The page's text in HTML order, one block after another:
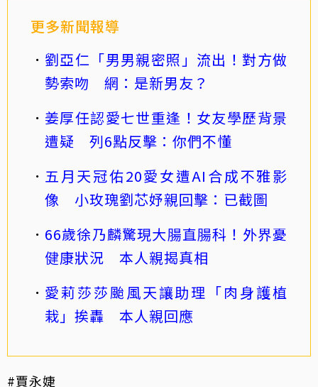
更多新聞報導
劉亞仁「男男親密照」流出！對方做
勢索吻 網：是新男友？
姜厚任認愛七世重逢！女友學歷背景
遭疑 列6點反擊：你們不懂
五月天冠佑20愛女遭AI合成不雅影
像 小玫瑰劉芯妤親回擊：已截圖
66歲徐乃麟驚現大腸直腸科！外界憂
健康狀況 本人親揭真相
愛莉莎莎颱風天讓助理「肉身護植
栽」挨轟 本人親回應
#賈永婕